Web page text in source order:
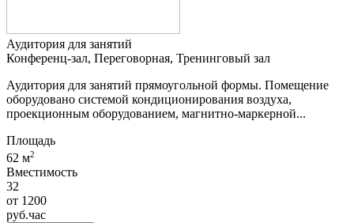
Аудитория для занятий
Конференц-зал, Переговорная, Тренинговый зал
Аудитория для занятий прямоугольной формы. Помещение
оборудовано системой кондиционирования воздуха,
проекционным оборудованием, магнитно-маркерной...
Площадь
62 м2
Вместимость
32
от 1200
руб.час